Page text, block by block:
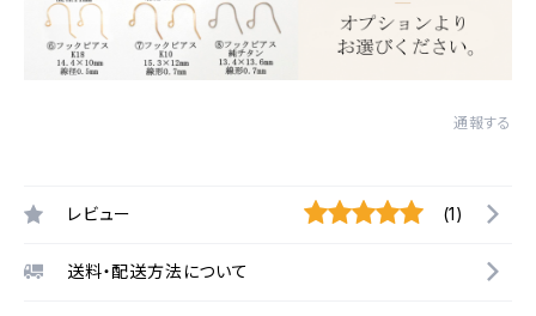
通報する
レビュー (1)
送料・配送方法について